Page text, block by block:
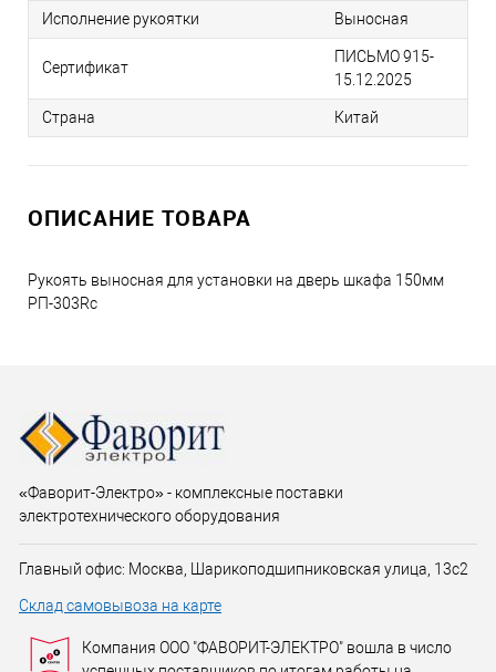
Исполнение рукоятки Выносная
Сертификат
ПИСЬМО 915-
15.12.2025
Страна Китай
ОПИСАНИЕ ТОВАРА
Рукоять выносная для установки на дверь шкафа 150мм
РП-303Rc
«Фаворит-Электро» - комплексные поставки
электротехнического оборудования
Главный офис: Москва, Шарикоподшипниковская улица, 13с2
Склад самовывоза на карте
Компания ООО "ФАВОРИТ-ЭЛЕКТРО" вошла в число